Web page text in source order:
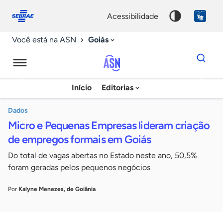
conosco
acessibilidade
Você está na ASN Goiás
Agência
Sebrae
Notícias
Início Editorias
Dados
para
chave
Dados
Micro e Pequenas Empresas lideram criação
de empregos formais em Goiás
Do total de vagas abertas no Estado neste ano, 50,5%
foram geradas pelos pequenos negócios
Por Kalyne Menezes, de Goiânia